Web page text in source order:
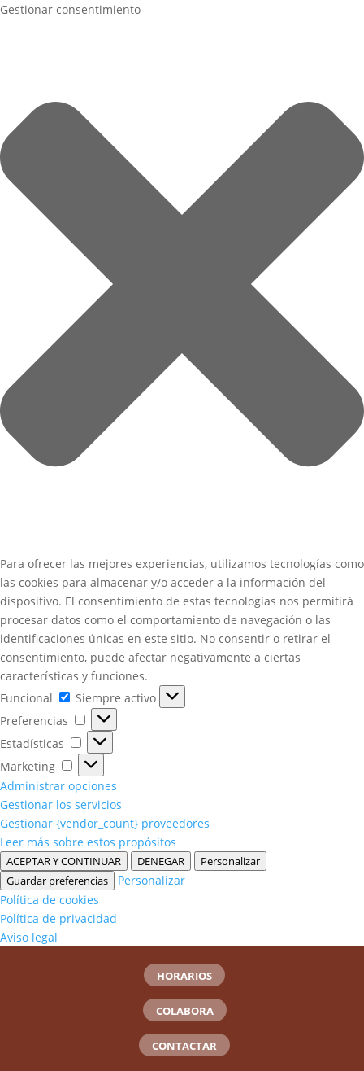
Gestionar consentimiento
Para ofrecer las mejores experiencias, utilizamos tecnologías como
las cookies para almacenar y/o acceder a la información del
dispositivo. El consentimiento de estas tecnologías nos permitirá
procesar datos como el comportamiento de navegación o las
identificaciones únicas en este sitio. No consentir o retirar el
consentimiento, puede afectar negativamente a ciertas
características y funciones.
Funcional
Funcional
Siempre activo
Preferencias
Preferencias
Estadísticas
Estadísticas
Marketing
Marketing
Administrar opciones
Gestionar los servicios
Gestionar {vendor_count} proveedores
Leer más sobre estos propósitos
ACEPTAR Y CONTINUAR DENEGAR
Personalizar
Guardar preferencias
Personalizar
Política de cookies
Política de privacidad
Aviso legal
HORARIOS
COLABORA
CONTACTAR